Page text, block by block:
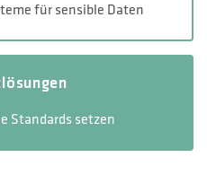
für sensible Daten
Standards setzen